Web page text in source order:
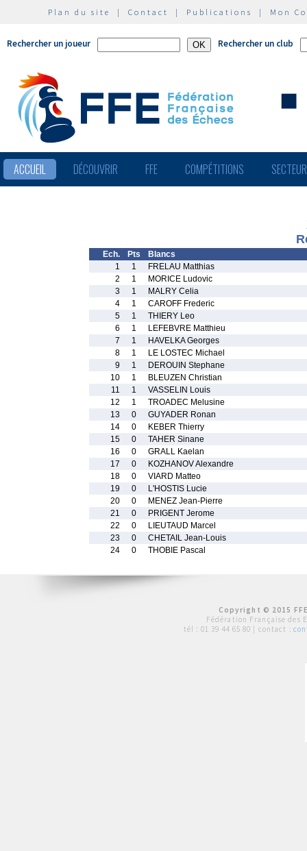
Plan du site | Contact | Publications | Mon
Rechercher un joueur Rechercher un club
ACCUEIL DÉCOUVRIR FFE COMPÉTITIONS
Ech. Pts
Blancs
1
1
FRELAU Matthias
2
1
MORICE Ludovic
3
1
MALRY Celia
4
1
CAROFF Frederic
5
1
THIERY Leo
6
1
LEFEBVRE Matthieu
7
1
HAVELKA Georges
8
1
LE LOSTEC Michael
9
1
DEROUIN Stephane
10
1
BLEUZEN Christian
11
1
VASSELIN Louis
12
1
TROADEC Melusine
13
0
GUYADER Ronan
14
0
KEBER Thierry
15
0
TAHER Sinane
16
0
GRALL Kaelan
17
0
KOZHANOV Alexandre
18
0
VIARD Matteo
19
0
L'HOSTIS Lucie
20
0
MENEZ Jean-Pierre
21
0
PRIGENT Jerome
22
0
LIEUTAUD Marcel
23
0
CHETAIL Jean-Louis
24
0 THOBIE Pascal
Copyright © 2015
Fédération Française des
tél : 01 39 44 65 80 | contact :